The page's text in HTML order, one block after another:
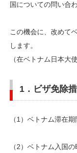
国についての問い合
この機会に、改めて
します。
（在ベトナム日本大
1．ビザ免除
（1）ベトナム滞在
（2）ベトナム入国